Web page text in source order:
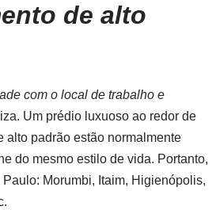
de alto
com o local de trabalho e
Um prédio luxuoso ao redor de
alto padrão estão normalmente
do mesmo estilo de vida. Portanto,
Morumbi, Itaim, Higienópolis,